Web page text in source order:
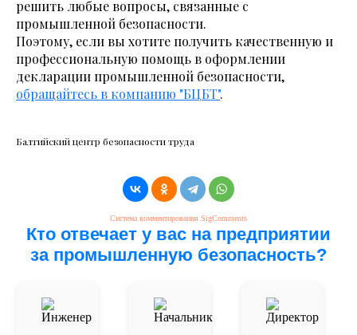
решить любые вопросы, связанные с
промышленной безопасности.
Поэтому, если вы хотите получить качественную и
профессиональную помощь в оформлении
декларации промышленной безопасности,
обращайтесь в компанию "БЦБТ".
Балтийский центр безопасности труда
Система комментирования SigComments
Кто отвечает у вас на предприятии
за промышленную безопасность?